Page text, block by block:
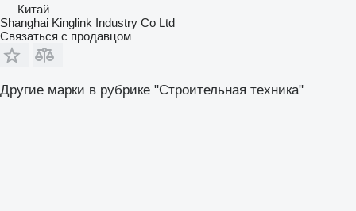
Китай
Shanghai Kinglink Industry Co Ltd
Связаться с продавцом
Другие марки в рубрике "Строительная техника"